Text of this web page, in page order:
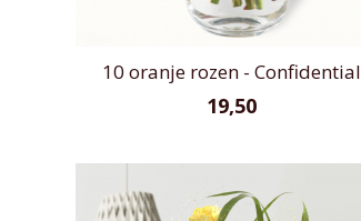
10 oranje rozen - Confidential
19,50